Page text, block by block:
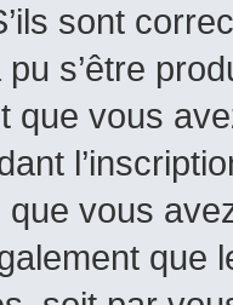
sont
s’être
que vous
que vous
que